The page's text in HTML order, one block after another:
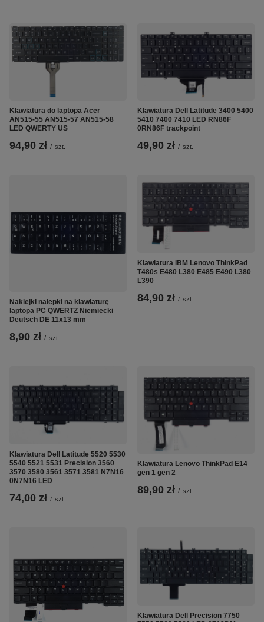
Klawiatura do laptopa Acer
AN515-55 AN515-57 AN515-58
LED QWERTY US
94,90 zł / szt.
Klawiatura Dell Latitude 3400 5400
5410 7400 7410 LED RN86F
0RN86F trackpoint
49,90 zł / szt.
Naklejki nalepki na klawiaturę
laptopa PC QWERTZ Niemiecki
Deutsch DE 11x13 mm
8,90 zł / szt.
Klawiatura IBM Lenovo ThinkPad
T480s E480 L380 E485 E490 L380
L390
84,90 zł / szt.
Klawiatura Dell Latitude 5520 5530
5540 5521 5531 Precision 3560
3570 3580 3561 3571 3581 N7N16
0N7N16 LED
74,00 zł / szt.
Klawiatura Lenovo ThinkPad E14
gen 1 gen 2
89,90 zł / szt.
Klawiatura Dell Precision 7750